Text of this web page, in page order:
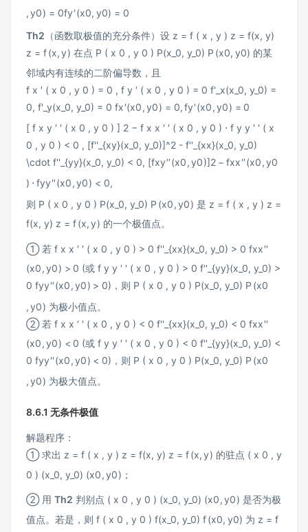
,y0) = 0fy′(x0, y0) = 0
Th2 （函数取极值的充分条件）设 z = f ( x , y ) z = f(x, y)
z = f(x,y) 在点 P ( x 0 , y 0 ) P(x_0, y_0) P (x0, y0) 的某
邻域内有连续的二阶偏导数，且
f x ′ ( x 0 , y 0 ) = 0 , f y ′ ( x 0 , y 0 ) = 0 f'_x(x_0, y_0) =
0, f'_y(x_0, y_0) = 0 fx′(x0,y0) = 0,fy′(x0,y0) = 0
[ f x y ′ ′ ( x 0 , y 0 ) ] 2 − f x x ′ ′ ( x 0 , y 0 ) ⋅ f y y ′ ′ ( x
0 , y 0 ) < 0 , [f''_{xy}(x_0, y_0)]^2 - f''_{xx}(x_0, y_0)
\cdot f''_{yy}(x_0, y_0) < 0, [fxy′′(x0,y0)]2 − fxx′′(x0,y0
) ⋅ fyy′′(x0,y0) < 0,
则 P ( x 0 , y 0 ) P(x_0, y_0) P (x0,y0) 是 z = f ( x , y ) z =
f(x, y) z = f(x,y) 的一个极值点。
① 若 f x x ′ ′ ( x 0 , y 0 ) > 0 f''_{xx}(x_0, y_0) > 0 fxx′′
(x0,y0) > 0 (或f y y ′ ′ ( x 0 , y 0 ) > 0 f''_{yy}(x_0, y_0) >
0 fyy′′(x0,y0) > 0)，则 P ( x 0 , y 0 ) P(x_0, y_0) P (x0
,y0) 为极小值点。
② 若 f x x ′ ′ ( x 0 , y 0 ) < 0 f''_{xx}(x_0, y_0) < 0 fxx′′
(x0,y0) < 0 (或f y y ′ ′ ( x 0 , y 0 ) < 0 f''_{yy}(x_0, y_0) <
0 fyy′′(x0,y0) < 0)，则 P ( x 0 , y 0 ) P(x_0, y_0) P (x0
,y0) 为极大值点。
8.6.1 无条件极值
解题程序：
① 求出 z = f ( x , y ) z = f(x, y) z = f(x,y) 的驻点 ( x 0 , y
0 ) (x_0, y_0) (x0,y0) ；
② 用 Th2 判别点 ( x 0 , y 0 ) (x_0, y_0) (x0,y0) 是否为极
值点。若是，则 f ( x 0 , y 0 ) f(x_0, y_0) f(x0, y0) 为 z = f